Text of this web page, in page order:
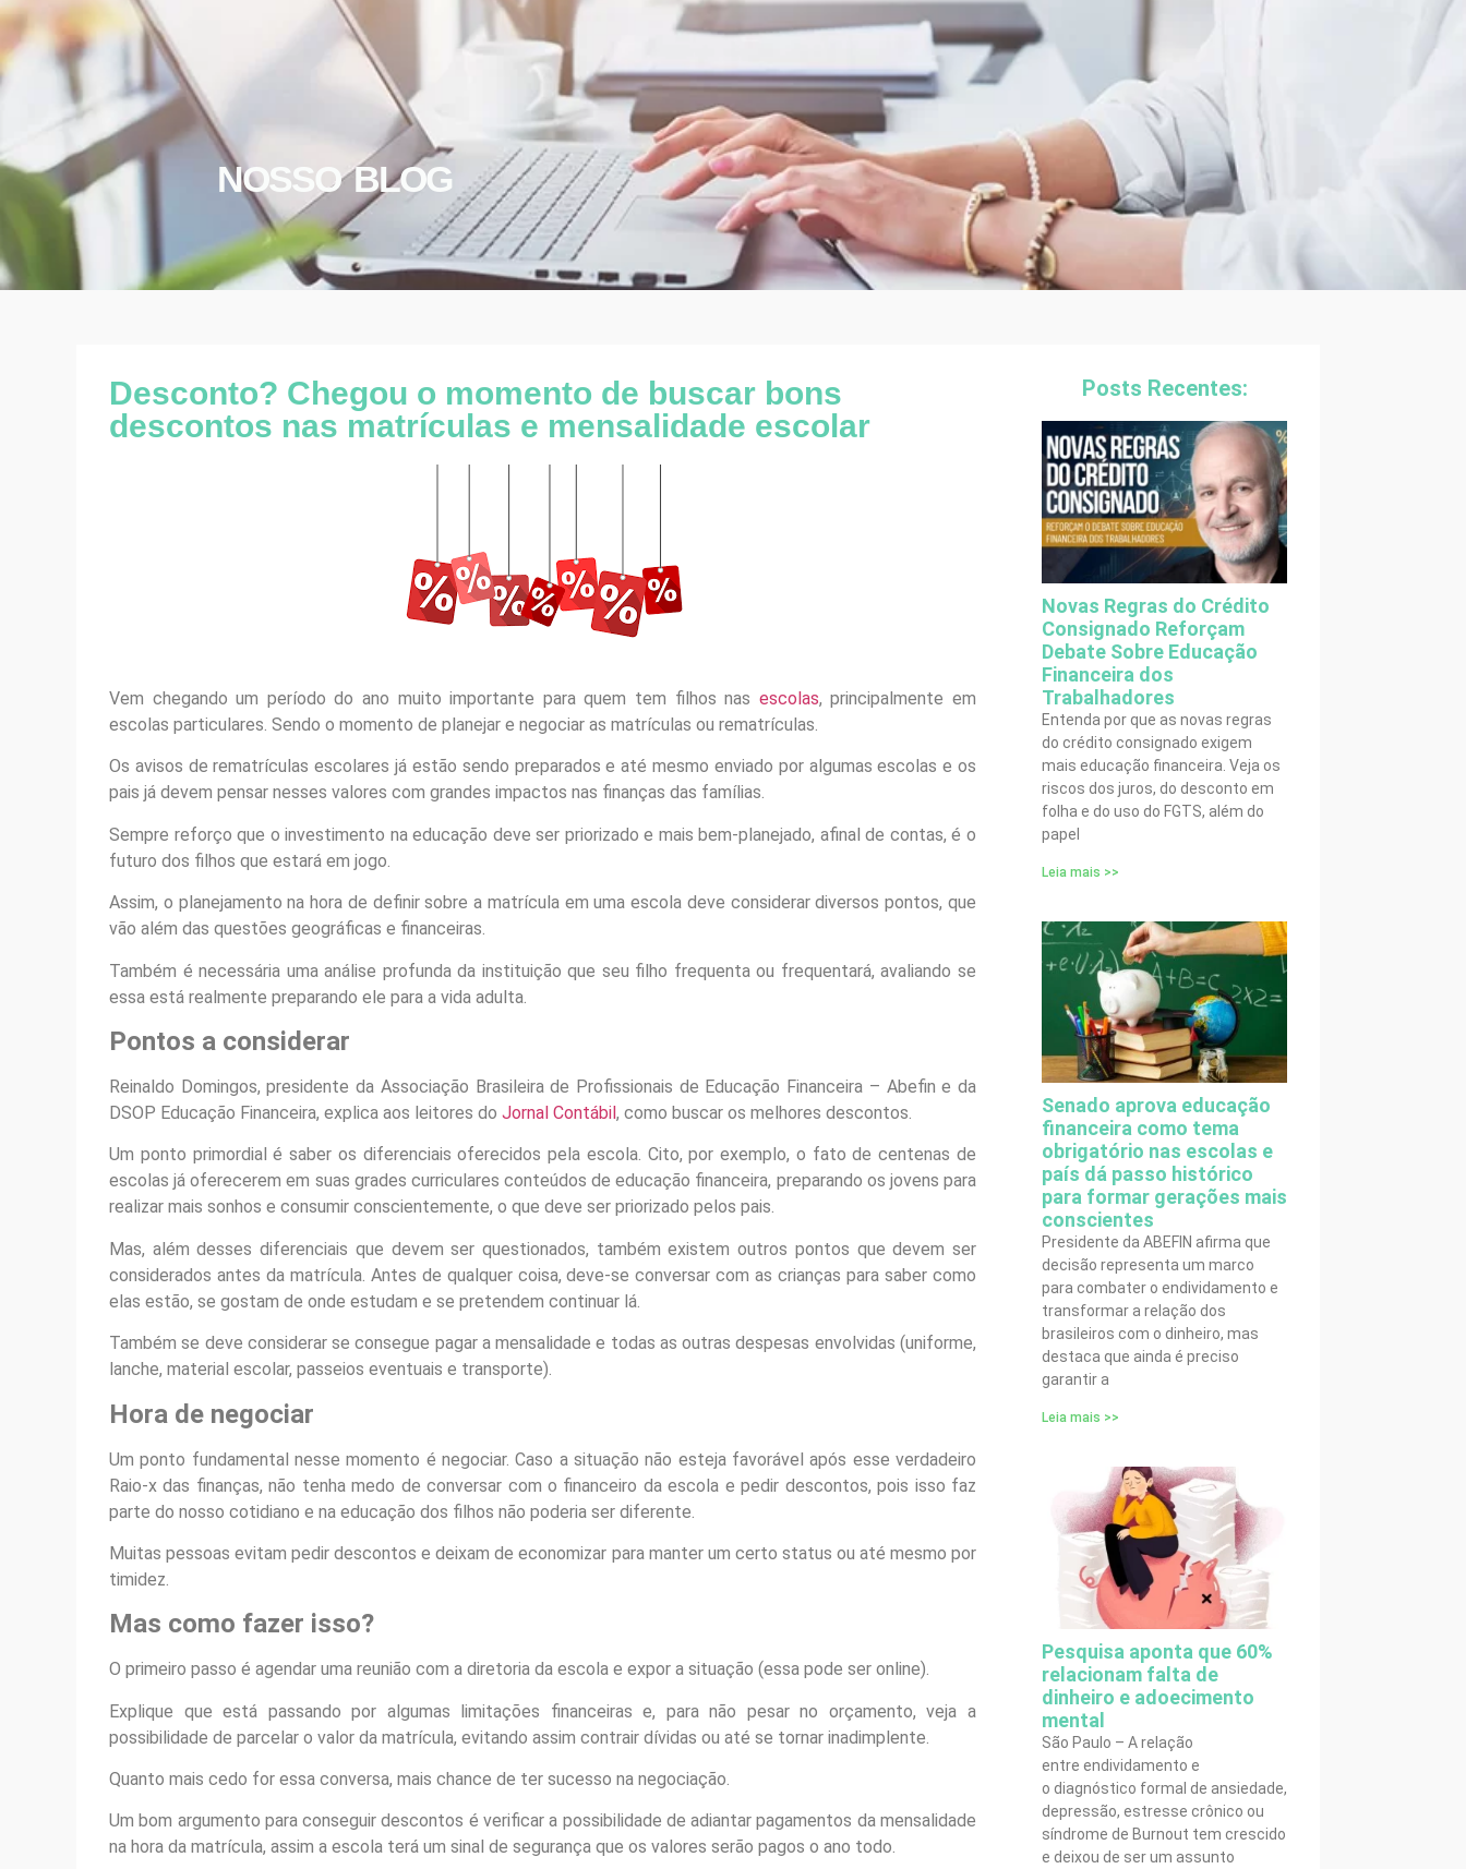
NOSSO BLOG
Desconto? Chegou o momento de buscar bons
descontos nas matrículas e mensalidade escolar
Vem chegando um período do ano muito importante para quem tem filhos nas escolas, principalmente em
escolas particulares. Sendo o momento de planejar e negociar as matrículas ou rematrículas.
Os avisos de rematrículas escolares já estão sendo preparados e até mesmo enviado por algumas escolas e os
pais já devem pensar nesses valores com grandes impactos nas finanças das famílias.
Sempre reforço que o investimento na educação deve ser priorizado e mais bem-planejado, afinal de contas, é o
futuro dos filhos que estará em jogo.
Assim, o planejamento na hora de definir sobre a matrícula em uma escola deve considerar diversos pontos, que
vão além das questões geográficas e financeiras.
Também é necessária uma análise profunda da instituição que seu filho frequenta ou frequentará, avaliando se
essa está realmente preparando ele para a vida adulta.
Pontos a considerar
Reinaldo Domingos, presidente da Associação Brasileira de Profissionais de Educação Financeira – Abefin e da
DSOP Educação Financeira, explica aos leitores do Jornal Contábil, como buscar os melhores descontos.
Um ponto primordial é saber os diferenciais oferecidos pela escola. Cito, por exemplo, o fato de centenas de
escolas já oferecerem em suas grades curriculares conteúdos de educação financeira, preparando os jovens para
realizar mais sonhos e consumir conscientemente, o que deve ser priorizado pelos pais.
Mas, além desses diferenciais que devem ser questionados, também existem outros pontos que devem ser
considerados antes da matrícula. Antes de qualquer coisa, deve-se conversar com as crianças para saber como
elas estão, se gostam de onde estudam e se pretendem continuar lá.
Também se deve considerar se consegue pagar a mensalidade e todas as outras despesas envolvidas (uniforme,
lanche, material escolar, passeios eventuais e transporte).
Hora de negociar
Um ponto fundamental nesse momento é negociar. Caso a situação não esteja favorável após esse verdadeiro
Raio-x das finanças, não tenha medo de conversar com o financeiro da escola e pedir descontos, pois isso faz
parte do nosso cotidiano e na educação dos filhos não poderia ser diferente.
Muitas pessoas evitam pedir descontos e deixam de economizar para manter um certo status ou até mesmo por
timidez.
Mas como fazer isso?
O primeiro passo é agendar uma reunião com a diretoria da escola e expor a situação (essa pode ser online).
Explique que está passando por algumas limitações financeiras e, para não pesar no orçamento, veja a
possibilidade de parcelar o valor da matrícula, evitando assim contrair dívidas ou até se tornar inadimplente.
Quanto mais cedo for essa conversa, mais chance de ter sucesso na negociação.
Um bom argumento para conseguir descontos é verificar a possibilidade de adiantar pagamentos da mensalidade
na hora da matrícula, assim a escola terá um sinal de segurança que os valores serão pagos o ano todo.
Posts Recentes:
Novas Regras do Crédito
Consignado Reforçam
Debate Sobre Educação
Financeira dos
Trabalhadores
Entenda por que as novas regras
do crédito consignado exigem
mais educação financeira. Veja os
riscos dos juros, do desconto em
folha e do uso do FGTS, além do
papel
Leia mais >>
Senado aprova educação
financeira como tema
obrigatório nas escolas e
país dá passo histórico
para formar gerações mais
conscientes
Presidente da ABEFIN afirma que
decisão representa um marco
para combater o endividamento e
transformar a relação dos
brasileiros com o dinheiro, mas
destaca que ainda é preciso
garantir a
Leia mais >>
Pesquisa aponta que 60%
relacionam falta de
dinheiro e adoecimento
mental
São Paulo – A relação
entre endividamento e
o diagnóstico formal de ansiedade,
depressão, estresse crônico ou
síndrome de Burnout tem crescido
e deixou de ser um assunto